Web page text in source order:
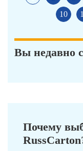
10
Вы недавно
Почему